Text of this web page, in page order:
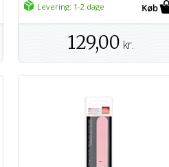
Levering: 1-2 dage
129,00 kr.